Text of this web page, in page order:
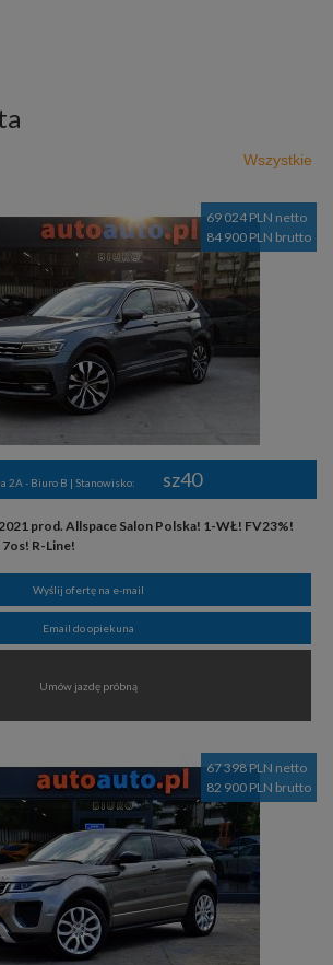
Wszystkie
69 024 PLN netto
84 900 PLN brutto
2A - Biuro B | Stanowisko: sz40
prod. Allspace Salon Polska! 1-WŁ! FV23%!
R-Line!
Wyślij ofertę na e-mail
Email do opiekuna
Umów jazdę próbną
67 398 PLN netto
82 900 PLN brutto